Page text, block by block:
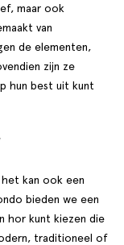
maar ook
van
de elementen,
zijn ze
hun best uit kunt
kan ook een
bieden we een
hor kunt kiezen die
traditioneel of